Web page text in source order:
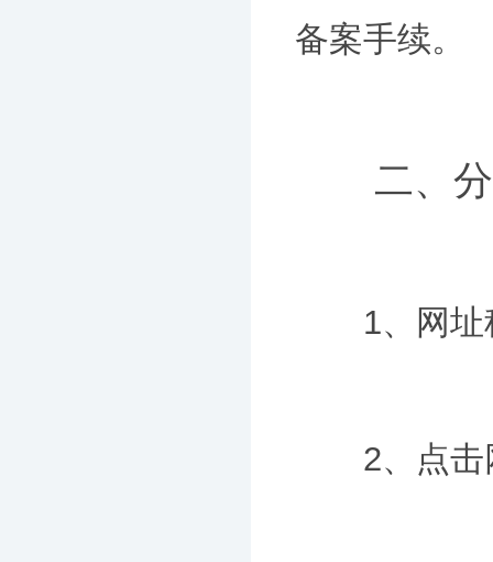
备案手续。
二、分
1、网址
2、点击